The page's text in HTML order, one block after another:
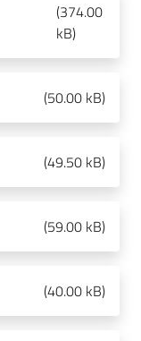
(374.00
kB)
(50.00 kB)
(49.50 kB)
(59.00 kB)
(40.00 kB)